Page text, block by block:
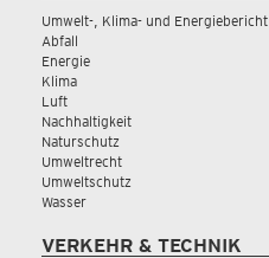
Umwelt-, Klima- und Energiebericht
Abfall
Energie
Klima
Luft
Nachhaltigkeit
Naturschutz
Umweltrecht
Umweltschutz
Wasser
VERKEHR & TECHNIK